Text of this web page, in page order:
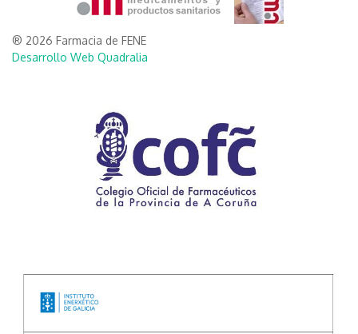
® 2026 Farmacia de FENE
Desarrollo Web Quadralia